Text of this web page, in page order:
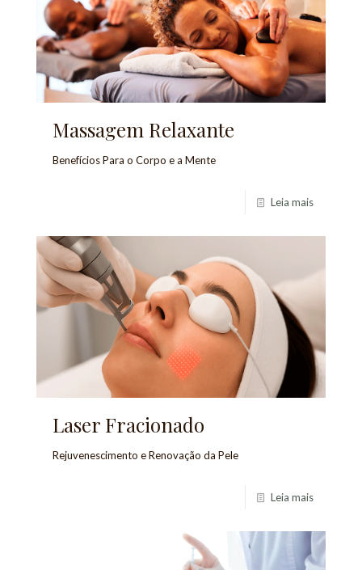
Massagem Relaxante
Benefícios Para o Corpo e a Mente
Leia mais
Laser Fracionado
Rejuvenescimento e Renovação da Pele
Leia mais